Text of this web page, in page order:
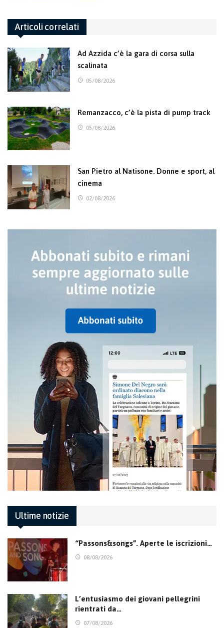
Articoli correlati
Ad Azzida c’è la gara di corsa sulla
scalinata
05/08/2026
Remanzacco, c’è la pista di pump track
05/08/2026
San Pietro al Natisone. Donne e sport, al
cinema
02/08/2026
Ultime notizie
“Passons&songs”. Aperte le iscrizioni…
08/08/2026
L’entusiasmo dei giovani pellegrini
rientrati da…
07/08/2026